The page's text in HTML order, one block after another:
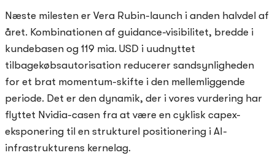
Næste milesten er Vera Rubin-launch i anden halvdel af
året. Kombinationen af guidance-visibilitet, bredde i
kundebasen og 119 mia. USD i uudnyttet
tilbagekøbsautorisation reducerer sandsynligheden
for et brat momentum-skifte i den mellemliggende
periode. Det er den dynamik, der i vores vurdering har
flyttet Nvidia-casen fra at være en cyklisk capex-
eksponering til en strukturel positionering i AI-
infrastrukturens kernelag.